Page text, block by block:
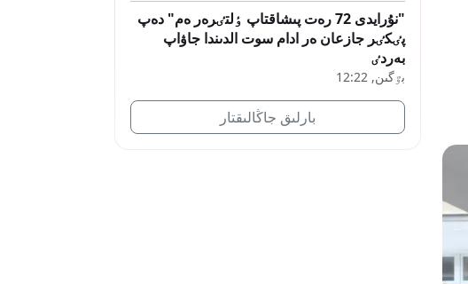
"نۇرايدى 72 رەت پىشاقتاپ ٶلتٸرەر ەم" دەپ
پٸكٸر جازعان ەر ادام سوت الدىندا جاۋاپ
بەردٸ
بٷگىن, 12:22
بارلىق جاڭالىقتار